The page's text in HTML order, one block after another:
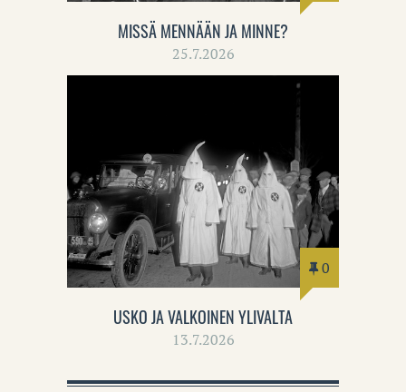
MISSÄ MENNÄÄN JA MINNE?
25.7.2026
0
USKO JA VALKOINEN YLIVALTA
13.7.2026